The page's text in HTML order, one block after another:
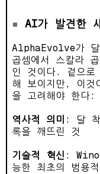
AI가 발견한
AlphaEvolve가
곱셈에서 스칼라
인 것이다. 겉으로
해 보이지만, 이것
을 고려해야 한다:
역사적 의미 : 달 착
록을 깨뜨린 것
기술적 혁신 :
능한 최초의 범용